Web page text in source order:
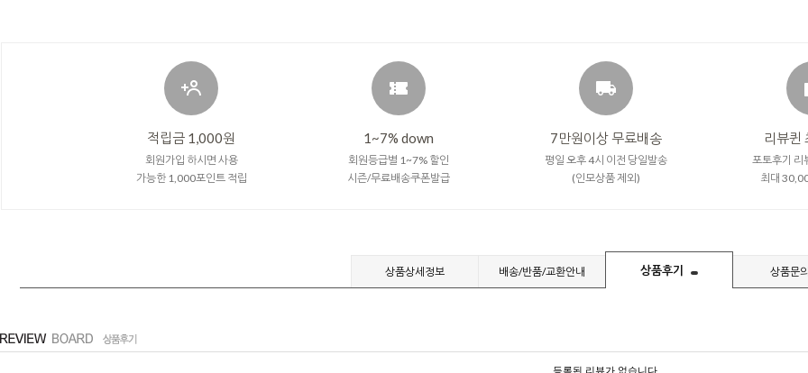
적립금 1,000원
회원가입 하시면 사용
가능한 1,000포인트 적립
1~7% down
회원등급별 1~7% 할인
시즌/무료배송쿠폰발급
7만원이상 무료배송
평일 오후 4시 이전 당일발송
(인모상품 제외)
리뷰퀸
포토후기 리
최대
상품상세정보 배송/반품/교환안내 상품후기 상품문의
등록된 리뷰가 없습니다.